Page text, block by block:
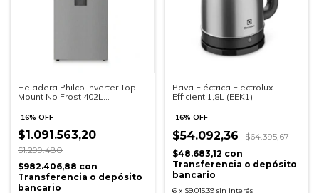
Heladera Philco Inverter Top
Mount No Frost 402L
-16% OFF
$1.091.563,20
$1.299.480
$982.406,88 con
Transferencia o depósito
bancario
Pava Eléctrica Electrolux
Efficient 1,8L (EEK1)
-16% OFF
$54.092,36
$64.395,67
$48.683,12 con
Transferencia o depósito
bancario
6 x $9.015,39 sin interés